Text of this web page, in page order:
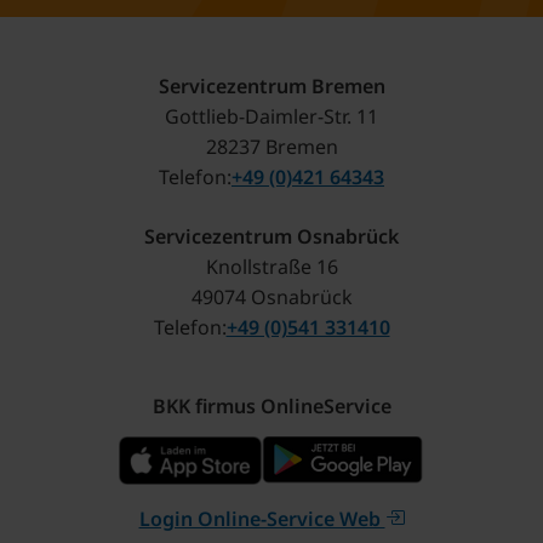
Servicezentrum Bremen
Gottlieb-Daimler-Str. 11
28237 Bremen
Telefon +49 (0)421 64343
Servicezentrum Osnabrück
Knollstraße 16
49074 Osnabrück
Telefon +49 (0)541 331410
BKK firmus OnlineService
Login Online-Service Web